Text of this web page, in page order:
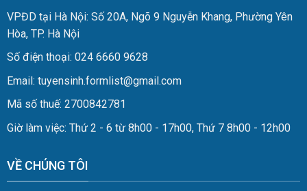
VPĐD tại Hà Nội: Số 20A, Ngõ 9 Nguyễn Khang, Phường Yên
Hòa, TP. Hà Nội
Số điện thoại: 024 6660 9628
Email: tuyensinh.formlist@gmail.com
Mã số thuế: 2700842781
Giờ làm việc: Thứ 2 - 6 từ 8h00 - 17h00, Thứ 7 8h00 - 12h00
VỀ CHÚNG TÔI